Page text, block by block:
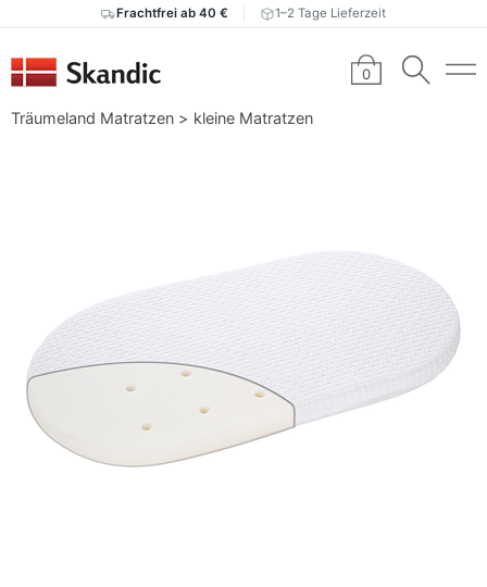
Frachtfrei ab 40 € 1–2 Tage Lieferzeit
0
Träumeland Matratzen > kleine Matratzen